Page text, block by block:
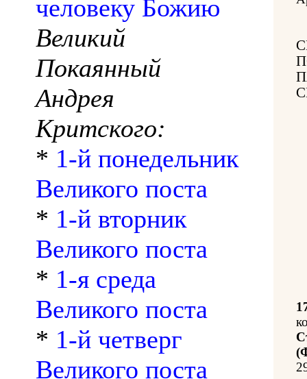
человеку Божию
Великий
Покаянный
Андрея
Критского:
* 1-й понедельник
Великого поста
* 1-й вторник
Великого поста
* 1-я среда
Великого поста
* 1-й четверг
Великого поста